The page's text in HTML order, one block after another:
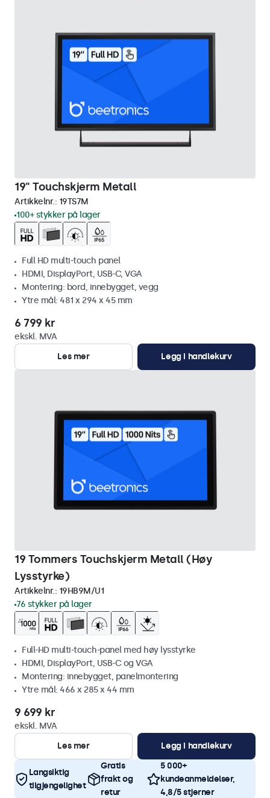
19" Touchskjerm Metall
Artikkelnr.: 19TS7M
100+ stykker på lager
Full HD multi-touch panel
HDMI, DisplayPort, USB-C, VGA
Montering: bord, innebygget, vegg
Ytre mål: 481 x 294 x 45 mm
6 799 kr
ekskl. MVA
Les mer
Legg i handlekurv
19 Tommers Touchskjerm Metall (Høy
Lysstyrke)
Artikkelnr.: 19HB9M/U1
76 stykker på lager
Full-HD multi-touch-panel med høy lysstyrke
HDMI, DisplayPort, USB-C og VGA
Montering: innebygget, panelmontering
Ytre mål: 466 x 285 x 44 mm
9 699 kr
ekskl. MVA
Les mer
Legg i handlekurv
Langsiktig
tilgjengelighet
Gratis
frakt og
retur
5 000+
kundeanmeldelser,
4,8/5 stjerner